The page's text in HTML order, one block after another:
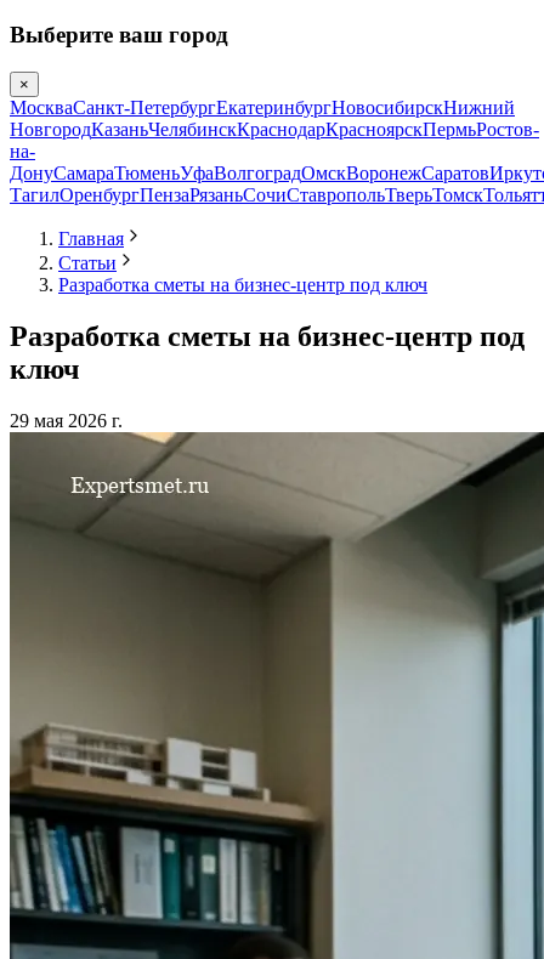
Выберите ваш город
×
МоскваСанкт-ПетербургЕкатеринбургНовосибирскНижний
НовгородКазаньЧелябинскКраснодарКрасноярскПермьРостов-
на-
ДонуСамараТюменьУфаВолгоградОмскВоронежСаратов
ТагилОренбургПензаРязаньСочиСтавропольТверьТомск
Главная
Статьи
Разработка сметы на бизнес-центр под ключ
Разработка сметы на бизнес-центр под
ключ
29 мая 2026 г.